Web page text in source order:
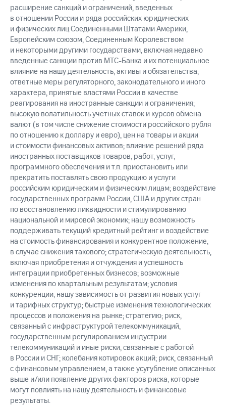
расширение санкций и ограничений, введенных
в отношении России и ряда российских юридических
и физических лиц Соединенными Штатами Америки,
Европейским союзом, Соединенным Королевством
и некоторыми другими государствами, включая недавно
введенные санкции против МТС-Банка и их потенциальное
влияние на нашу деятельность, активы и обязательства;
ответные меры регуляторного, законодательного и иного
характера, принятые властями России в качестве
реагирования на иностранные санкции и ограничения;
высокую волатильность учетных ставок и курсов обмена
валют (в том числе снижение стоимости российского рубля
по отношению к доллару и евро), цен на товары и акции
и стоимости финансовых активов; влияние решений ряда
иностранных поставщиков товаров, работ, услуг,
программного обеспечения и т.п. приостановить или
прекратить поставлять свою продукцию и услуги
российским юридическим и физическим лицам; воздействие
государственных программ России, США и других стран
по восстановлению ликвидности и стимулированию
национальной и мировой экономик; нашу возможность
поддерживать текущий кредитный рейтинг и воздействие
на стоимость финансирования и конкурентное положение,
в случае снижения такового; стратегическую деятельность,
включая приобретения и отчуждения и успешность
интеграции приобретенных бизнесов; возможные
изменения по квартальным результатам; условия
конкуренции; нашу зависимость от развития новых услуг
и тарифных структур; быстрые изменения технологических
процессов и положения на рынке; стратегию; риск,
связанный с инфраструктурой телекоммуникаций,
государственным регулированием индустрии
телекоммуникаций и иные риски, связанные с работой
в России и СНГ; колебания котировок акций; риск, связанный
с финансовым управлением, а также усугубление описанных
выше и/или появление других факторов риска, которые
могут повлиять на нашу деятельность и финансовые
результаты.